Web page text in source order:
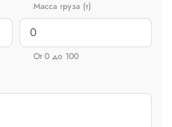
Масса груза (т)
От 0 до 100